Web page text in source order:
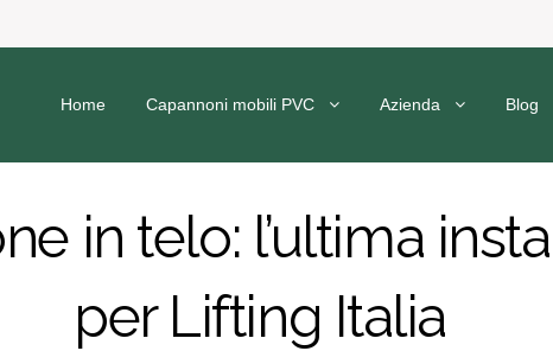
Home Capannoni mobili PVC Azienda Blog
in telo: l’ultima
per Lifting Italia